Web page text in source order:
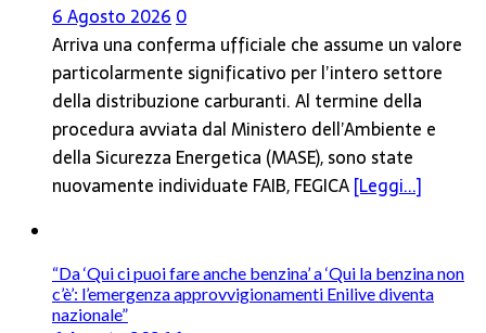
6 Agosto 2026 0
Arriva una conferma ufficiale che assume un valore
particolarmente significativo per l’intero settore
della distribuzione carburanti. Al termine della
procedura avviata dal Ministero dell’Ambiente e
della Sicurezza Energetica (MASE), sono state
nuovamente individuate FAIB, FEGICA[Leggi...]
“Da ‘Qui ci puoi fare anche benzina’ a ‘Qui la benzina non
c’è’: l’emergenza approvvigionamenti Enilive diventa
nazionale”